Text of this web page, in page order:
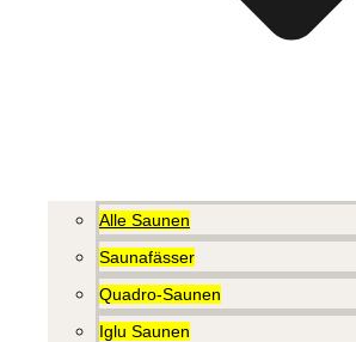
Alle Saunen
Saunafässer
Quadro-Saunen
Iglu Saunen